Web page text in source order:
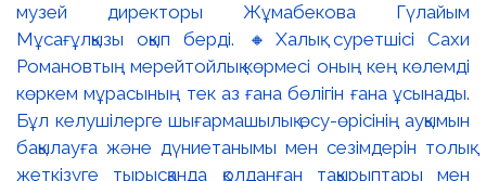
музей директоры Жұмабекова Гүлайым
Мұсағұлқызы оқып берді. 🔸Халық суретшісі Сахи
Романовтың мерейтойлық көрмесі оның кең көлемді
көркем мұрасының тек аз ғана бөлігін ғана ұсынады.
Бұл келушілерге шығармашылық өсу-өрісінің ауқымын
бақылауға және дүниетанымы мен сезімдерін толық
жеткізуге тырысқанда қолданған тақырыптары мен